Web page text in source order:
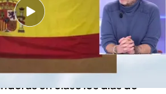
a la profesora de
que las descolgasen
directriz era clara: solo se
en clase los días de